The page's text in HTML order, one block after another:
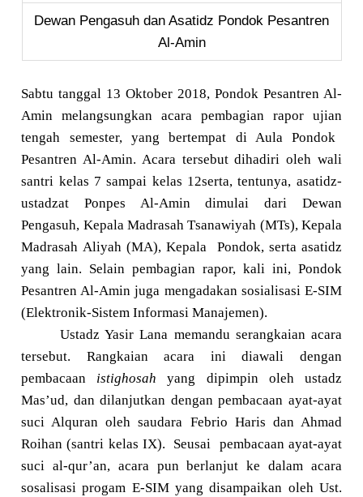
Dewan Pengasuh dan Asatidz Pondok Pesantren
Al-Amin
Sabtu tanggal 13 Oktober 2018, Pondok Pesantren Al-
Amin melangsungkan acara pembagian rapor ujian
tengah semester, yang bertempat di Aula Pondok
Pesantren Al-Amin. Acara tersebut dihadiri oleh wali
santri kelas 7 sampai kelas 12serta,tentunya, asatidz-
ustadzat
Ponpes Al-Amin dimulai dari Dewan
Pengasuh, Kepala Madrasah Tsanawiyah (MTs), Kepala
MadrasahAliyah (MA), Kepala
Pondok, serta asatidz
yang lain. Selain pembagian rapor, kali ini, Pondok
Pesantren Al-Amin juga mengadakan sosialisasi E-SIM
(Elektronik-Sistem Informasi Manajemen).
Ustadz Yasir Lana memandu serangkaian acara
tersebut. Rangkaian acara ini diawali dengan
pembacaan istighosah yang dipimpin oleh ustadz
Mas’ud, dan dilanjutkan dengan pembacaan ayat-ayat
suci Alquran oleh saudara Febrio Haris dan Ahmad
Roihan (santri kelas IX). Seusai pembacaan ayat-ayat
suci al-qur’an, acara pun berlanjut ke dalam acara
sosalisasi progam E-SIM yang disampaikan oleh Ust.